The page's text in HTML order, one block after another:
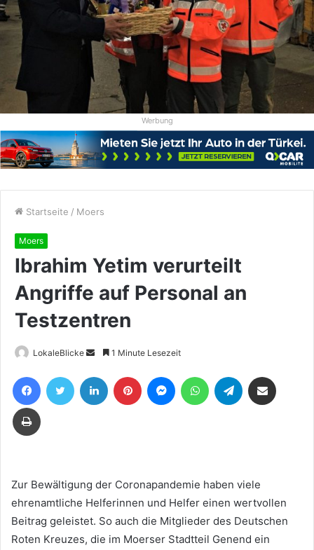
Werbung
Startseite / Moers
Moers
Ibrahim Yetim verurteilt
Angriffe auf Personal an
Testzentren
LokaleBlicke
Sende
eine
E-
1 Minute Lesezeit
FacebookTwitter LinkedIn Pinterest MessengerWhatsAppTelegram
Drucken
Zur Bewältigung der Coronapandemie haben viele
ehrenamtliche Helferinnen und Helfer einen wertvollen
Beitrag geleistet. So auch die Mitglieder des Deutschen
Roten Kreuzes, die im Moerser Stadtteil Genend ein